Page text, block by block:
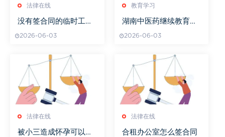
法律在线
没有签合同的临时工提
2026-06-03
教育学习
湖南中医药继续教育网
2026-06-03
法律在线
被小三造成怀孕可以起
法律在线
合租办公室怎么签合同